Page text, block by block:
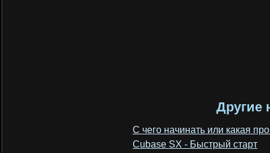
Другие
C чего начинать или какая
Cubase SX - Быстрый старт